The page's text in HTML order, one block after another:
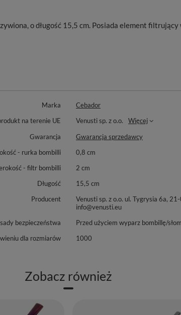
o długość 15,5 cm. Posiada element
Marka
Cebador
na terenie UE
Venusti sp. z o.o.
Więcej
Gwarancja
Gwarancja sprzedawcy
- rurka bombilli
0,8 cm
- filtr bombilli
2 cm
Długość
15,5 cm
Producent
Venusti sp. z o.o. ul. Tygrysia 6a,
info@venusti.eu
bezpieczeństwa
Przed użyciem wyparz bombillę/
dla rozmiarów
1000
Zobacz również